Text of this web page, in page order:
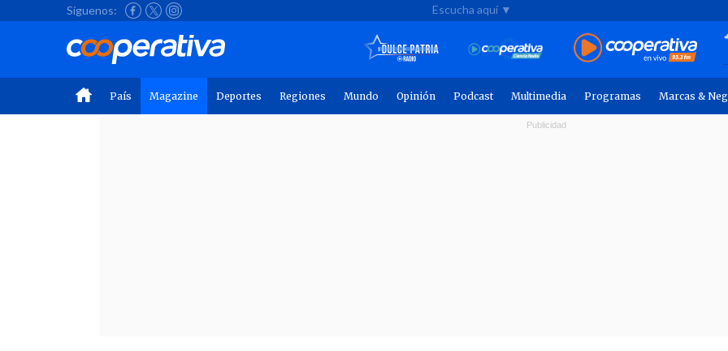
Síguenos: Escucha aquí ▼
País Magazine Deportes Regiones Mundo Opinión Podcast Multimedia Programas Marcas &